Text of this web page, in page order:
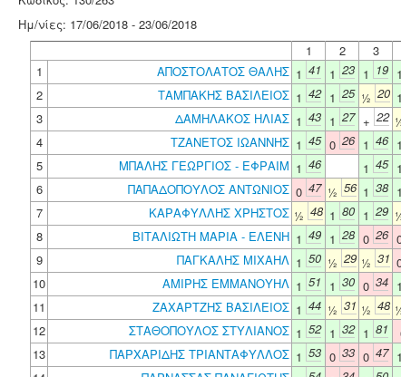
Ημ/νίες: 17/06/2018 - 23/06/2018
1
2 3
1
ΑΠΟΣΤΟΛΑΤΟΣ ΘΑΛΗΣ 1 41 1 23 1 19 1
2
ΤΑΜΠΑΚΗΣ ΒΑΣΙΛΕΙΟΣ 1 42 1 25 ½ 20 1
3
ΔΑΜΗΛΑΚΟΣ ΗΛΙΑΣ 1 43 1 27 + 22
4
ΤΖΑΝΕΤΟΣ ΙΩΑΝΝΗΣ 1 45 0 26 1 46 1
5
ΜΠΑΛΗΣ ΓΕΩΡΓΙΟΣ - ΕΦΡΑΙΜ 1 46 1 45 1
6
ΠΑΠΑΔΟΠΟΥΛΟΣ ΑΝΤΩΝΙΟΣ 0 47 ½ 56 1 38 1
7
ΚΑΡΑΦΥΛΛΗΣ ΧΡΗΣΤΟΣ ½ 48 1 80 1 29
8
ΒΙΤΑΛΙΩΤΗ ΜΑΡΙΑ - ΕΛΕΝΗ 1 49 1 28 0 26
9
ΠΑΓΚΑΛΗΣ ΜΙΧΑΗΛ 1 50 ½ 29 ½ 31
10
ΑΜΙΡΗΣ ΕΜΜΑΝΟΥΗΛ 1 51 1 30 0 34 1
11
ΖΑΧΑΡΤΖΗΣ ΒΑΣΙΛΕΙΟΣ 1 44 ½ 31 ½ 48
12
ΣΤΑΘΟΠΟΥΛΟΣ ΣΤΥΛΙΑΝΟΣ 1 52 1 32 1 81
13
ΠΑΡΧΑΡΙΔΗΣ ΤΡΙΑΝΤΑΦΥΛΛΟΣ 1 53 0 33 0 47 1